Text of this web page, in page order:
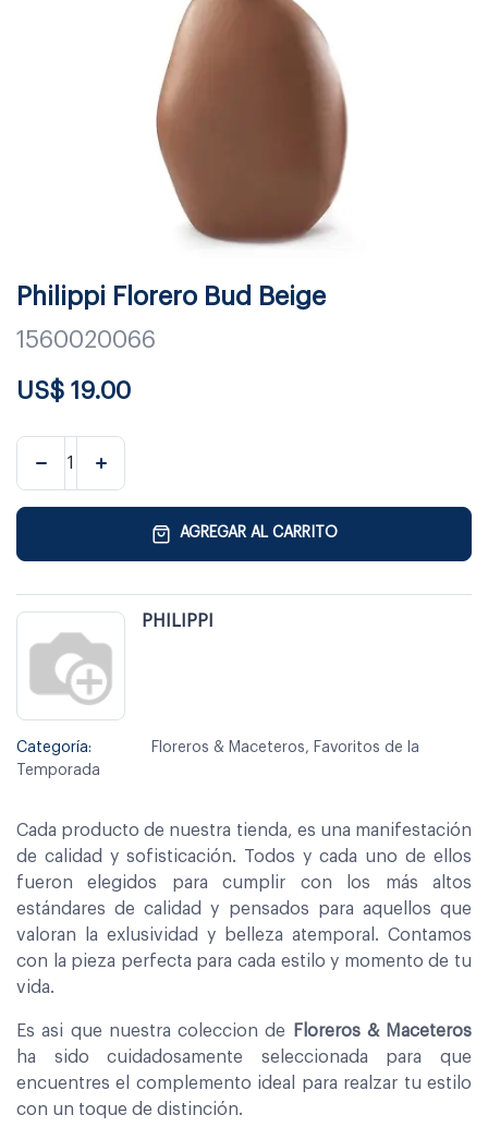
Philippi Florero Bud Beige
1560020066
US$ 19.00
AGREGAR AL CARRITO
PHILIPPI
Categoría:
Floreros & Maceteros, Favoritos de la
Temporada
Cada producto de nuestra tienda, es una manifestación
de calidad y sofisticación. Todos y cada uno de ellos
fueron elegidos para cumplir con los más altos
estándares de calidad y pensados para aquellos que
valoran la exlusividad y belleza atemporal. Contamos
con la pieza perfecta para cada estilo y momento de tu
vida.
Es asi que nuestra coleccion de
Floreros & Maceteros
ha sido cuidadosamente seleccionada para que
encuentres el complemento ideal para realzar tu estilo
con un toque de distinción.